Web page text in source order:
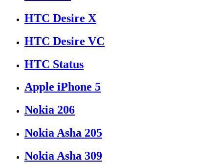
HTC Desire X
HTC Desire VC
HTC Status
Apple iPhone 5
Nokia 206
Nokia Asha 205
Nokia Asha 309